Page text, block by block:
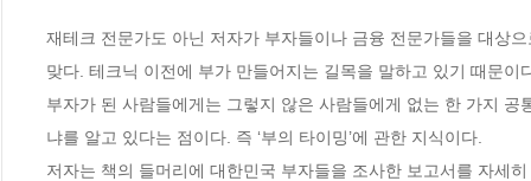
재테크 전문가도 아닌 저자가 부자들이나 금융 전문가들을 대상
맞다. 테크닉 이전에 부가 만들어지는 길목을 말하고 있기 때문
부자가 된 사람들에게는 그렇지 않은 사람들에게 없는 한 가지
냐를 알고 있다는 점이다. 즉 ‘부의 타이밍’에 관한 지식이다.
저자는 책의 들머리에 대한민국 부자들을 조사한 보고서를 자세